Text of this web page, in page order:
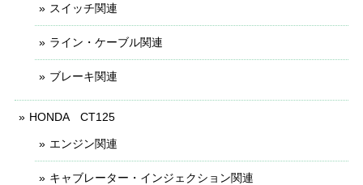
スイッチ関連
ライン・ケーブル関連
ブレーキ関連
HONDA CT125
エンジン関連
キャブレーター・インジェクション関連